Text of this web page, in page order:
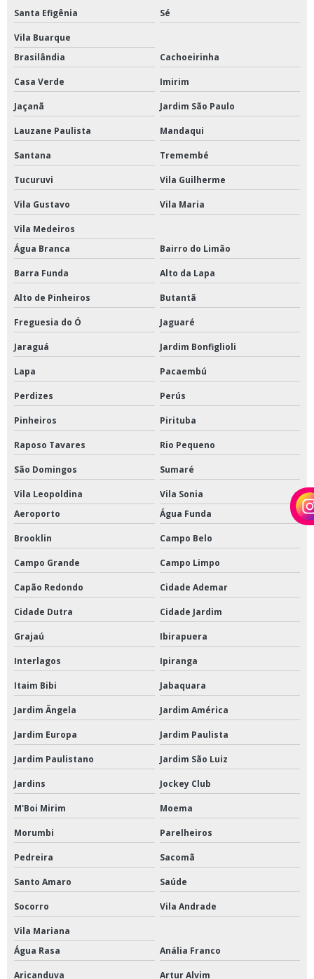
Santa Efigênia Sé
Vila Buarque
Brasilândia
Cachoeirinha
Casa Verde Imirim
Jaçanã Jardim São Paulo
Lauzane Paulista Mandaqui
Santana Tremembé
Tucuruvi Vila Guilherme
Vila Gustavo Vila Maria
Vila Medeiros
Água Branca
Bairro do Limão
Barra Funda Alto da Lapa
Alto de Pinheiros Butantã
Freguesia do Ó Jaguaré
Jaraguá Jardim Bonfiglioli
Lapa Pacaembú
Perdizes Perús
Pinheiros Pirituba
Raposo Tavares Rio Pequeno
São Domingos Sumaré
Vila Leopoldina
Vila Sonia
Aeroporto
Água Funda
Brooklin Campo Belo
Campo Grande Campo Limpo
Capão Redondo Cidade Ademar
Cidade Dutra Cidade Jardim
Grajaú Ibirapuera
Interlagos Ipiranga
Itaim Bibi Jabaquara
Jardim Ângela Jardim América
Jardim Europa Jardim Paulista
Jardim Paulistano Jardim São Luiz
Jardins Jockey Club
M'Boi Mirim Moema
Morumbi Parelheiros
Pedreira Sacomã
Santo Amaro Saúde
Socorro Vila Andrade
Vila Mariana
Água Rasa
Anália Franco
Aricanduva Artur Alvim